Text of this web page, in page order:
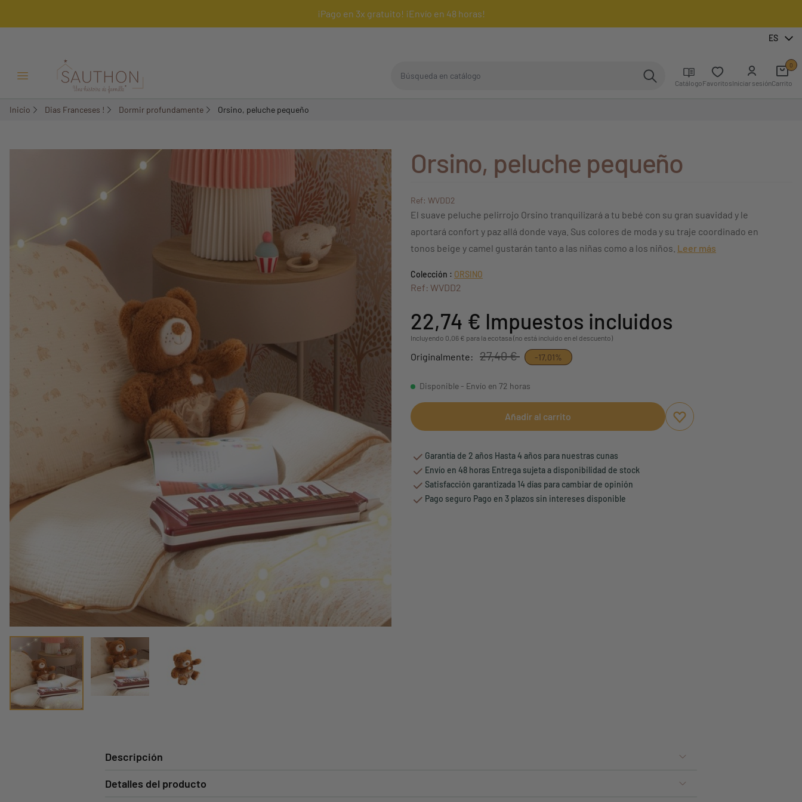
¡Pago en 3x gratuito! ¡Envío en 48 horas!
ES
Menú Abrir/Cerrar CatálogoFavoritosIniciar sesiónCarrito
0
Inicio Dias Franceses ! Dormir profundamente Orsino, peluche pequeño
Orsino, peluche pequeño
Ref: WVDD2
El suave peluche pelirrojo Orsino tranquilizará a tu bebé con su gran suavidad y le
aportará confort y paz allá donde vaya. Sus colores de moda y su traje coordinado en
tonos beige y camel gustarán tanto a las niñas como a los niños. Leer más
Colección : ORSINO
Ref: WVDD2
22,74 € Impuestos incluidos
Incluyendo 0,06 € para la ecotasa (no está incluido en el descuento)
Originalmente: 27,40 € -17,01%
Disponible - Envío en 72 horas
Añadir al carrito
Aggiungi ai preferiti
borrar favoritos
Garantía de 2 años Hasta 4 años para nuestras cunas
Envío en 48 horas Entrega sujeta a disponibilidad de stock
Satisfacción garantizada 14 días para cambiar de opinión
Pago seguro Pago en 3 plazos sin intereses disponible
Descripción
Detalles del producto